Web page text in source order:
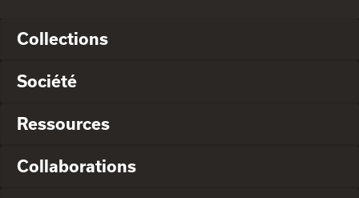
Collections
Société
Ressources
Collaborations